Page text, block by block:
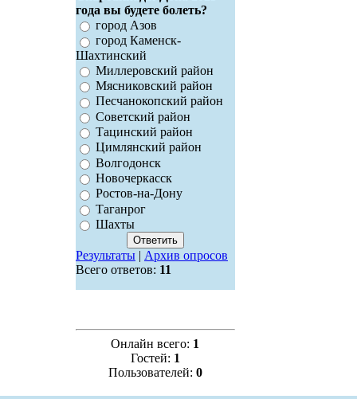
года вы будете болеть?
город Азов
город Каменск-
Шахтинский
Миллеровский район
Мясниковский район
Песчанокопский район
Советский район
Тацинский район
Цимлянский район
Волгодонск
Новочеркасск
Ростов-на-Дону
Таганрог
Шахты
Результаты| Архив опросов
Всего ответов: 11
Онлайн всего: 1
Гостей: 1
Пользователей: 0